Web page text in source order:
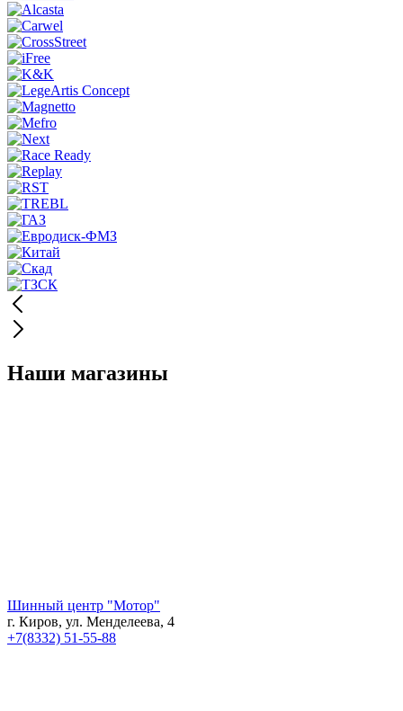
Наши магазины
Шинный центр "Мотор"
г. Киров, ул. Менделеева, 4
+7(8332) 51-55-88